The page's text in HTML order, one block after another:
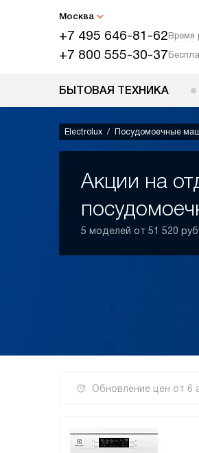
Москва
+7 495 646-81-62Время
+7 800 555-30-37
БЫТОВАЯ ТЕХНИКА
Electrolux Посудомоечные
Акции на
5 моделей от 51 520 руб.
Обновление цен от 6